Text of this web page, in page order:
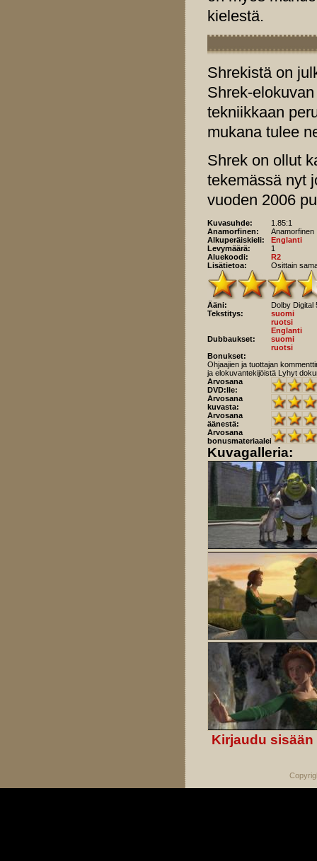
kielestä.
Shrekistä on
Shrek-
tekniikkaan
mukana tulee
Shrek on ollut
tekemässä nyt
vuoden 2006
Kuvasuhde:
1.85:1
Anamorfinen:
Anamorfinen
Alkuperäiskieli:
Englanti
Levymäärä:
1
Aluekoodi:
R2
Lisätietoa:
Osittain
Ääni:
Dolby Digital
Tekstitys:
suomi
ruotsi
Englanti
Dubbaukset:
suomi
ruotsi
Bonukset:
Ohjaajien ja tuottajan
ja elokuvantekijöistä Lyhyt
Arvosana
DVD:lle:
Arvosana
kuvasta:
Arvosana
äänestä:
Arvosana
bonusmateriaaleista:
Kuvagalleria:
Kirjaudu sisään